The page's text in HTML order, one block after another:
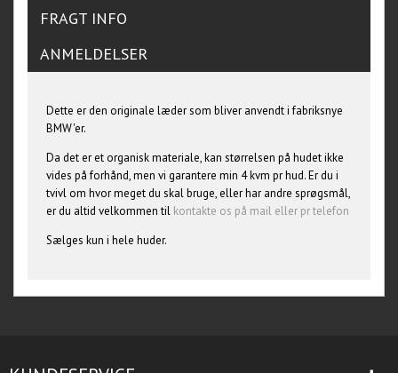
FRAGT INFO
ANMELDELSER
Dette er den originale læder som bliver anvendt i fabriksnye
BMW'er.
Da det er et organisk materiale, kan størrelsen på hudet ikke
vides på forhånd, men vi garantere min 4 kvm pr hud. Er du i
tvivl om hvor meget du skal bruge, eller har andre sprøgsmål,
er du altid velkommen til kontakte os på mail eller pr telefon
Sælges kun i hele huder.